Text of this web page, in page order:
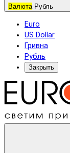
Валюта Рубль
Euro
US Dollar
Гривна
Рубль
Закрыть